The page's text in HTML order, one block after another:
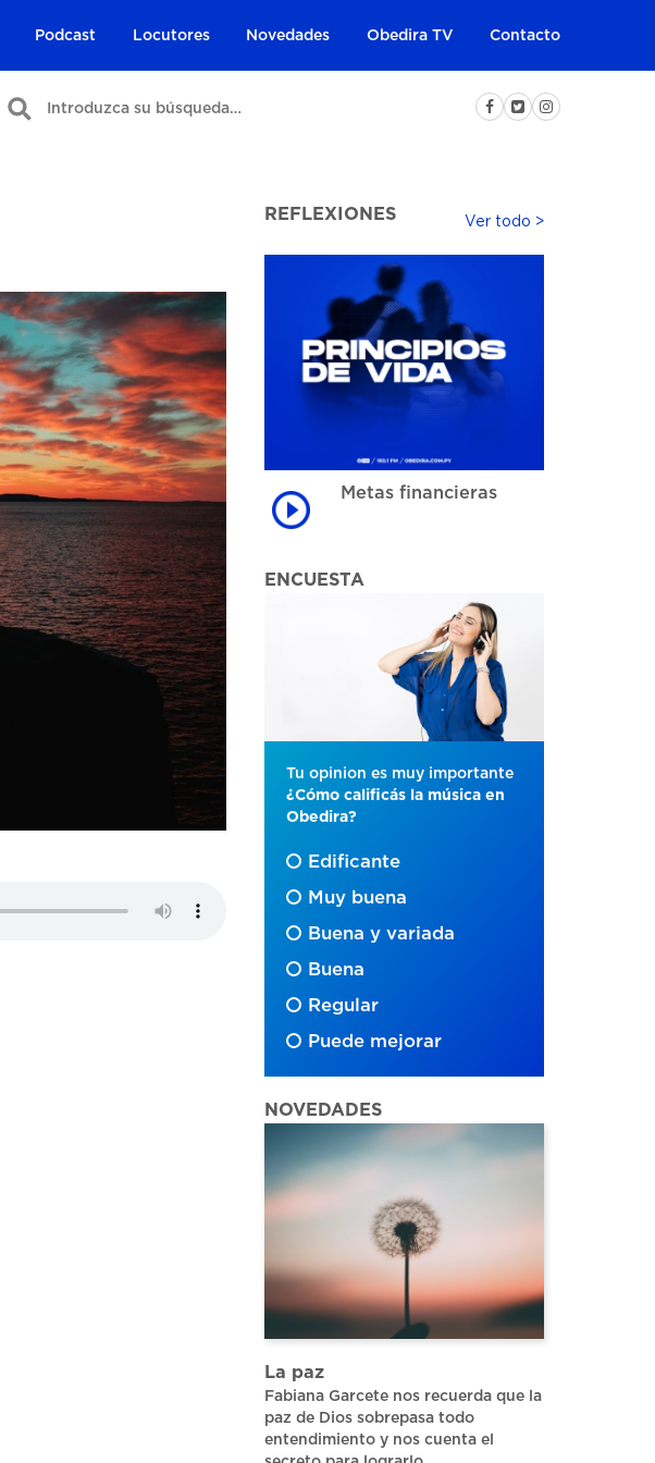
Podcast Locutores Novedades Obedira TV Contacto
REFLEXIONES Ver todo >
Metas financieras
ENCUESTA
Tu opinion es muy importante
¿Cómo calificás la música en
Obedira?
Edificante
Muy buena
Buena y variada
Buena
Regular
Puede mejorar
NOVEDADES
La paz
Fabiana Garcete nos recuerda que la
paz de Dios sobrepasa todo
entendimiento y nos cuenta el